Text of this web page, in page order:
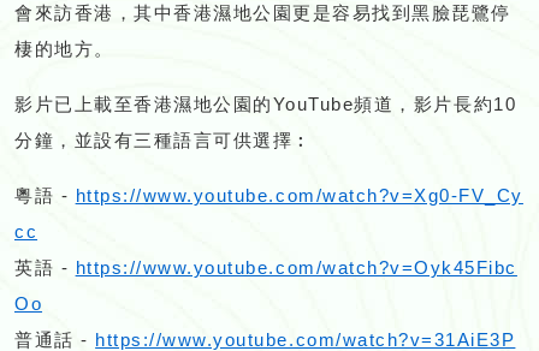
會來訪香港，其中香港濕地公園更是容易找到黑臉琵鷺停
棲的地方。
影片已上載至香港濕地公園的YouTube頻道，影片長約10
分鐘，並設有三種語言可供選擇︰
粵語 - https://www.youtube.com/watch?v=Xg0-FV_Cy
cc
英語 - https://www.youtube.com/watch?v=Oyk45Fibc
Oo
普通話 - https://www.youtube.com/watch?v=31AiE3P